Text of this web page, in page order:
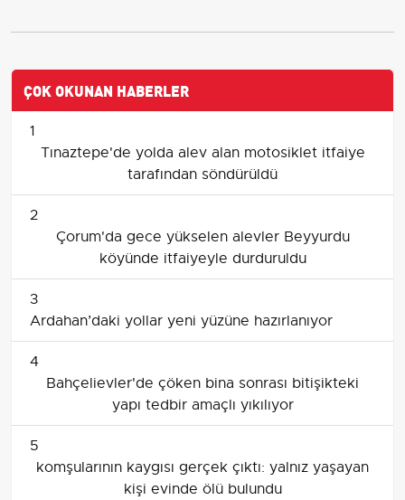
ÇOK OKUNAN HABERLER
1
Tınaztepe'de yolda alev alan motosiklet itfaiye
tarafından söndürüldü
2
Çorum'da gece yükselen alevler Beyyurdu
köyünde itfaiyeyle durduruldu
3
Ardahan’daki yollar yeni yüzüne hazırlanıyor
4
Bahçelievler'de çöken bina sonrası bitişikteki
yapı tedbir amaçlı yıkılıyor
5
komşularının kaygısı gerçek çıktı: yalnız yaşayan
kişi evinde ölü bulundu